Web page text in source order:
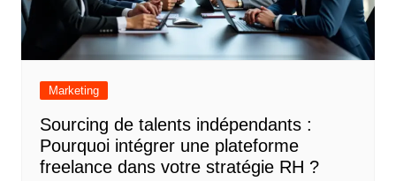
Marketing
Sourcing de talents indépendants :
Pourquoi intégrer une plateforme
freelance dans votre stratégie RH ?